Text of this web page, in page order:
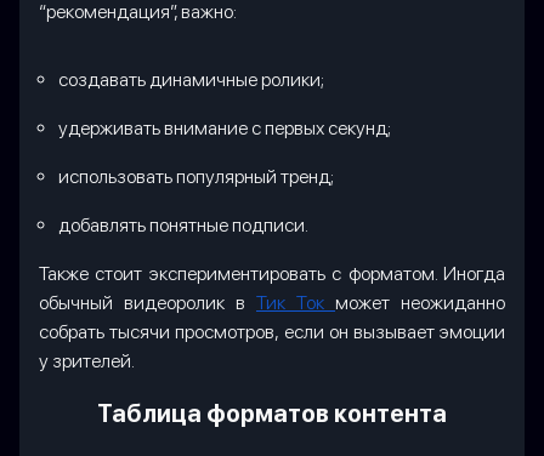
“рекомендация”, важно:
создавать динамичные ролики;
удерживать внимание с первых секунд;
использовать популярный тренд;
добавлять понятные подписи.
Также стоит экспериментировать с форматом. Иногда
обычный видеоролик в Тик Ток может неожиданно
собрать тысячи просмотров, если он вызывает эмоции
у зрителей.
Таблица форматов контента